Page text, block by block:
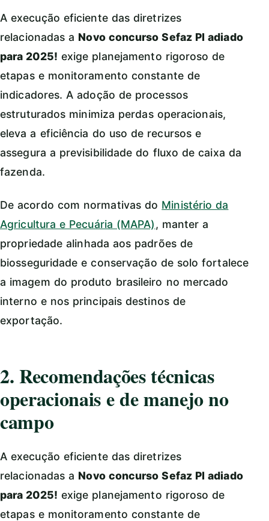
A execução eficiente das diretrizes
relacionadas a Novo concurso Sefaz PI adiado
para 2025! exige planejamento rigoroso de
etapas e monitoramento constante de
indicadores. A adoção de processos
estruturados minimiza perdas operacionais,
eleva a eficiência do uso de recursos e
assegura a previsibilidade do fluxo de caixa da
fazenda.
De acordo com normativas do Ministério da
Agricultura e Pecuária (MAPA), manter a
propriedade alinhada aos padrões de
biosseguridade e conservação de solo fortalece
a imagem do produto brasileiro no mercado
interno e nos principais destinos de
exportação.
2. Recomendações técnicas
operacionais e de manejo no
campo
A execução eficiente das diretrizes
relacionadas a Novo concurso Sefaz PI adiado
para 2025! exige planejamento rigoroso de
etapas e monitoramento constante de